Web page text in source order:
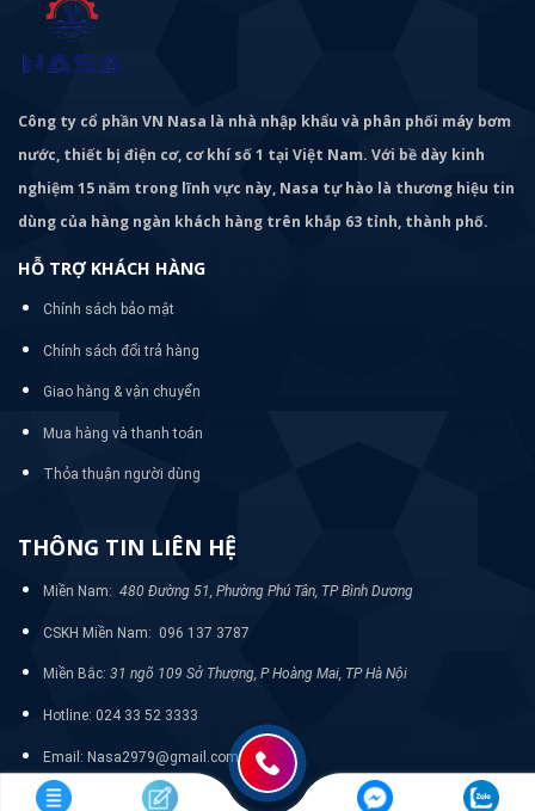
Công ty cổ phần VN Nasa là nhà nhập khẩu và phân phối máy bơm
nước, thiết bị điện cơ, cơ khí số 1 tại Việt Nam. Với bề dày kinh
nghiệm 15 năm trong lĩnh vực này, Nasa tự hào là thương hiệu tin
dùng của hàng ngàn khách hàng trên khắp 63 tỉnh, thành phố.
HỖ TRỢ KHÁCH HÀNG
Chính sách bảo mật
Chính sách đổi trả hàng
Giao hàng & vận chuyển
Mua hàng và thanh toán
Thỏa thuận người dùng
THÔNG TIN LIÊN HỆ
Miền Nam: 480 Đường 51, Phường Phú Tân, TP Bình Dương
CSKH Miền Nam: 096 137 3787
Miền Bắc: 31 ngõ 109 Sở Thượng, P Hoàng Mai, TP Hà Nội
Hotline: 024 33 52 3333
Email: Nasa2979@gmail.com